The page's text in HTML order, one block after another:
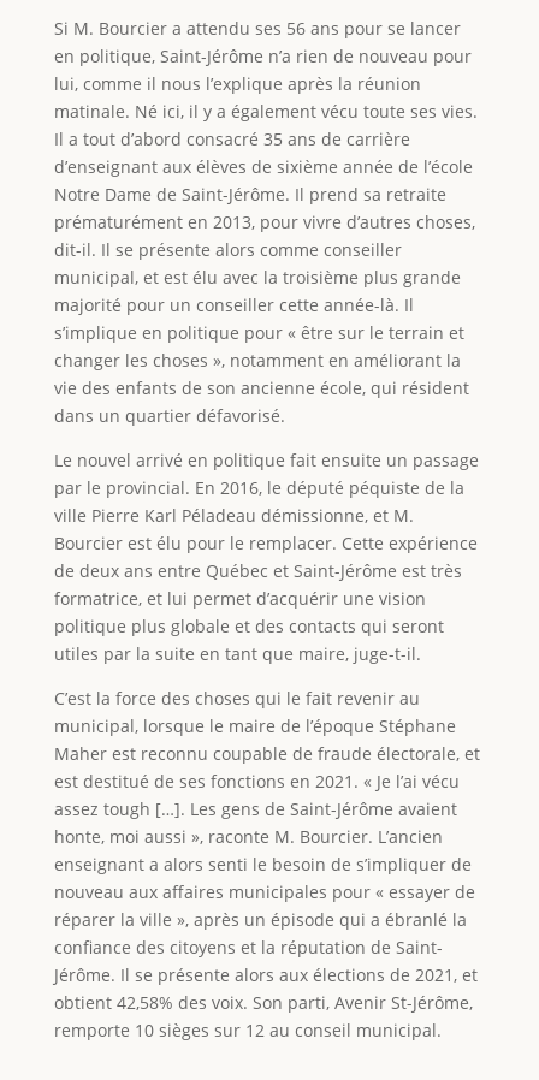
Si M. Bourcier a attendu ses 56 ans pour se lancer
en politique, Saint-Jérôme n’a rien de nouveau pour
lui, comme il nous l’explique après la réunion
matinale. Né ici, il y a également vécu toute ses vies.
Il a tout d’abord consacré 35 ans de carrière
d’enseignant aux élèves de sixième année de l’école
Notre Dame de Saint-Jérôme. Il prend sa retraite
prématurément en 2013, pour vivre d’autres choses,
dit-il. Il se présente alors comme conseiller
municipal, et est élu avec la troisième plus grande
majorité pour un conseiller cette année-là. Il
s’implique en politique pour « être sur le terrain et
changer les choses », notamment en améliorant la
vie des enfants de son ancienne école, qui résident
dans un quartier défavorisé.
Le nouvel arrivé en politique fait ensuite un passage
par le provincial. En 2016, le député péquiste de la
ville Pierre Karl Péladeau démissionne, et M.
Bourcier est élu pour le remplacer. Cette expérience
de deux ans entre Québec et Saint-Jérôme est très
formatrice, et lui permet d’acquérir une vision
politique plus globale et des contacts qui seront
utiles par la suite en tant que maire, juge-t-il.
C’est la force des choses qui le fait revenir au
municipal, lorsque le maire de l’époque Stéphane
Maher est reconnu coupable de fraude électorale, et
est destitué de ses fonctions en 2021. « Je l’ai vécu
assez tough […]. Les gens de Saint-Jérôme avaient
honte, moi aussi », raconte M. Bourcier. L’ancien
enseignant a alors senti le besoin de s’impliquer de
nouveau aux affaires municipales pour « essayer de
réparer la ville », après un épisode qui a ébranlé la
confiance des citoyens et la réputation de Saint-
Jérôme. Il se présente alors aux élections de 2021, et
obtient 42,58% des voix. Son parti, Avenir St-Jérôme,
remporte 10 sièges sur 12 au conseil municipal.